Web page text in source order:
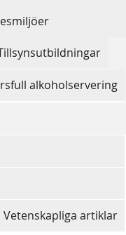
alkoholservering
Vetenskapliga artiklar